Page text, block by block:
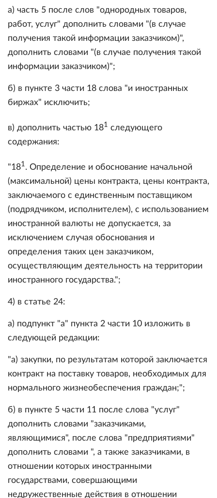
а) часть 5 после слов "однородных товаров,
работ, услуг" дополнить словами "(в случае
получения такой информации заказчиком)",
дополнить словами "(в случае получения такой
информации заказчиком)";
б) в пункте 3 части 18 слова "и иностранных
биржах" исключить;
в) дополнить частью 181 следующего
содержания:
"181. Определение и обоснование начальной
(максимальной) цены контракта, цены контракта,
заключаемого с единственным поставщиком
(подрядчиком, исполнителем), с использованием
иностранной валюты не допускается, за
исключением случая обоснования и
определения таких цен заказчиком,
осуществляющим деятельность на территории
иностранного государства.";
4) в статье 24:
а) подпункт "а" пункта 2 части 10 изложить в
следующей редакции:
"а) закупки, по результатам которой заключается
контракт на поставку товаров, необходимых для
нормального жизнеобеспечения граждан;";
б) в пункте 5 части 11 после слова "услуг"
дополнить словами "заказчиками,
являющимися", после слова "предприятиями"
дополнить словами ", а также заказчиками, в
отношении которых иностранными
государствами, совершающими
недружественные действия в отношении